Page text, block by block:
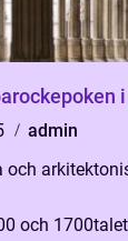
i
admin
och
och